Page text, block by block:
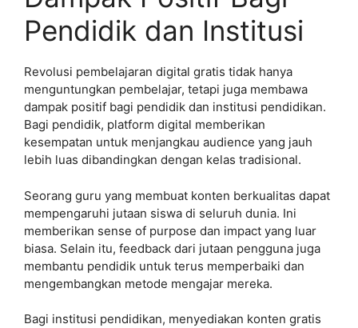
Pendidik dan Institusi
Revolusi pembelajaran digital gratis tidak hanya
menguntungkan pembelajar, tetapi juga membawa
dampak positif bagi pendidik dan institusi pendidikan.
Bagi pendidik, platform digital memberikan
kesempatan untuk menjangkau audience yang jauh
lebih luas dibandingkan dengan kelas tradisional.
Seorang guru yang membuat konten berkualitas dapat
mempengaruhi jutaan siswa di seluruh dunia. Ini
memberikan sense of purpose dan impact yang luar
biasa. Selain itu, feedback dari jutaan pengguna juga
membantu pendidik untuk terus memperbaiki dan
mengembangkan metode mengajar mereka.
Bagi institusi pendidikan, menyediakan konten gratis